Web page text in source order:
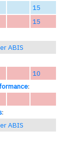
15
15
ABIS
10
:
:
ABIS